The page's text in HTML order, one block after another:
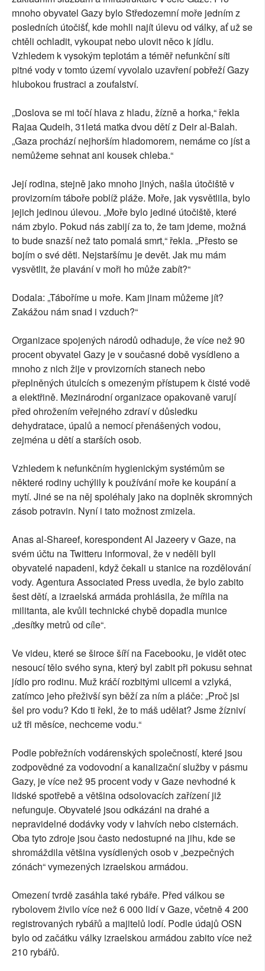
mnoho obyvatel Gazy bylo Středozemní moře jedním z
posledních útočišť, kde mohli najít úlevu od války, ať už se
chtěli ochladit, vykoupat nebo ulovit něco k jídlu.
Vzhledem k vysokým teplotám a téměř nefunkční síti
pitné vody v tomto území vyvolalo uzavření pobřeží Gazy
hlubokou frustraci a zoufalství.
„Doslova se mi točí hlava z hladu, žízně a horka,“ řekla
Rajaa Qudeih, 31letá matka dvou dětí z Deir al-Balah.
„Gaza prochází nejhorším hladomorem, nemáme co jíst a
nemůžeme sehnat ani kousek chleba.“
Její rodina, stejně jako mnoho jiných, našla útočiště v
provizorním táboře poblíž pláže. Moře, jak vysvětlila, bylo
jejich jedinou úlevou. „Moře bylo jediné útočiště, které
nám zbylo. Pokud nás zabijí za to, že tam jdeme, možná
to bude snazší než tato pomalá smrt,“ řekla. „Přesto se
bojím o své děti. Nejstaršímu je devět. Jak mu mám
vysvětlit, že plavání v moři ho může zabít?“
Dodala: „Táboříme u moře. Kam jinam můžeme jít?
Zakážou nám snad i vzduch?“
Organizace spojených národů odhaduje, že více než 90
procent obyvatel Gazy je v současné době vysídleno a
mnoho z nich žije v provizorních stanech nebo
přeplněných útulcích s omezeným přístupem k čisté vodě
a elektřině. Mezinárodní organizace opakovaně varují
před ohrožením veřejného zdraví v důsledku
dehydratace, úpalů a nemocí přenášených vodou,
zejména u dětí a starších osob.
Vzhledem k nefunkčním hygienickým systémům se
některé rodiny uchýlily k používání moře ke koupání a
mytí. Jiné se na něj spoléhaly jako na doplněk skromných
zásob potravin. Nyní i tato možnost zmizela.
Anas al-Shareef, korespondent Al Jazeery v Gaze, na
svém účtu na Twitteru informoval, že v neděli byli
obyvatelé napadeni, když čekali u stanice na rozdělování
vody. Agentura Associated Press uvedla, že bylo zabito
šest dětí, a izraelská armáda prohlásila, že mířila na
militanta, ale kvůli technické chybě dopadla munice
„desítky metrů od cíle“.
Ve videu, které se široce šíří na Facebooku, je vidět otec
nesoucí tělo svého syna, který byl zabit při pokusu sehnat
jídlo pro rodinu. Muž kráčí rozbitými ulicemi a vzlyká,
zatímco jeho přeživší syn běží za ním a pláče: „Proč jsi
šel pro vodu? Kdo ti řekl, že to máš udělat? Jsme žízniví
už tři měsíce, nechceme vodu.“
Podle pobřežních vodárenských společností, které jsou
zodpovědné za vodovodní a kanalizační služby v pásmu
Gazy, je více než 95 procent vody v Gaze nevhodné k
lidské spotřebě a většina odsolovacích zařízení již
nefunguje. Obyvatelé jsou odkázáni na drahé a
nepravidelné dodávky vody v lahvích nebo cisternách.
Oba tyto zdroje jsou často nedostupné na jihu, kde se
shromáždila většina vysídlených osob v „bezpečných
zónách“ vymezených izraelskou armádou.
Omezení tvrdě zasáhla také rybáře. Před válkou se
rybolovem živilo více než 6 000 lidí v Gaze, včetně 4 200
registrovaných rybářů a majitelů lodí. Podle údajů OSN
bylo od začátku války izraelskou armádou zabito více než
210 rybářů.